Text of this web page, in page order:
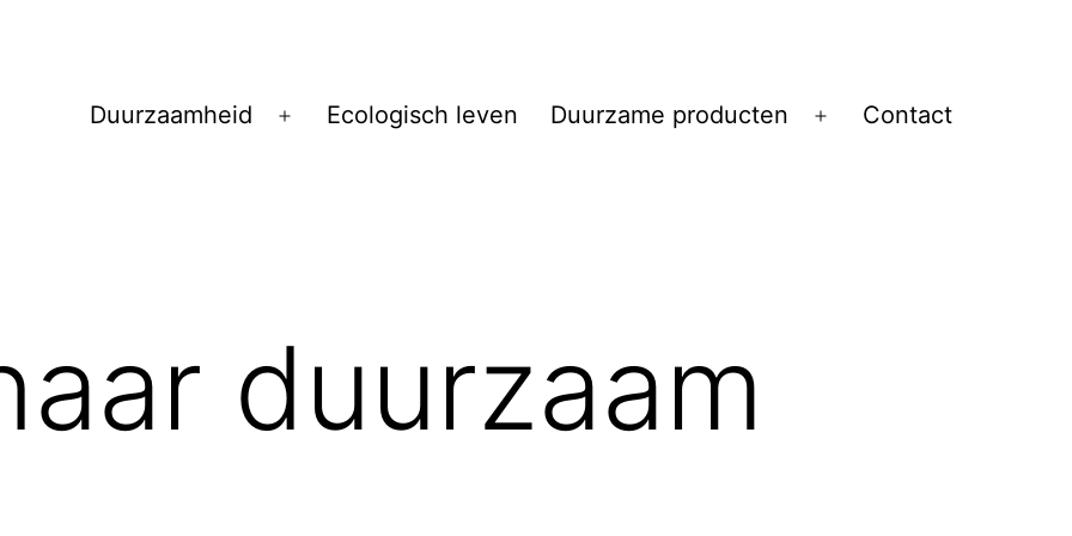
Duurzaamheid
Open
Ecologisch leven Duurzame producten
Open
Contact
duurzaam